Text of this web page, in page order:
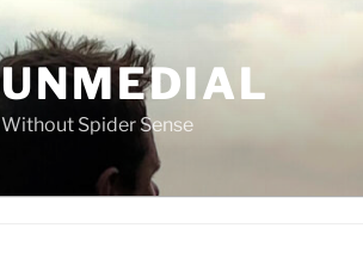
UNMEDIAL
Without Spider Sense